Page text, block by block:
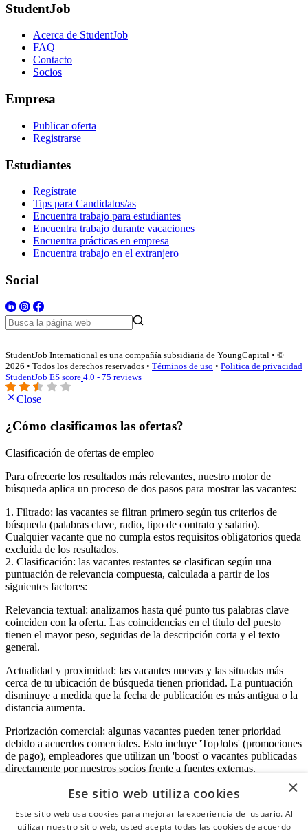
StudentJob
Acerca de StudentJob
FAQ
Contacto
Socios
Empresa
Publicar oferta
Registrarse
Estudiantes
Regístrate
Tips para Candidatos/as
Encuentra trabajo para estudiantes
Encuentra trabajo durante vacaciones
Encuentra prácticas en empresa
Encuentra trabajo en el extranjero
Social
StudentJob International es una compañía subsidiaria de YoungCapital • ©
2026 • Todos los derechos reservados • Términos de uso • Politica de privacidad
StudentJob ES score 4.0 - 75 reviews
Close
¿Cómo clasificamos las ofertas?
Clasificación de ofertas de empleo
Para ofrecerte los resultados más relevantes, nuestro motor de
búsqueda aplica un proceso de dos pasos para mostrar las vacantes:
1. Filtrado: las vacantes se filtran primero según tus criterios de
búsqueda (palabras clave, radio, tipo de contrato y salario).
Cualquier vacante que no cumpla estos requisitos obligatorios queda
excluida de los resultados.
2. Clasificación: las vacantes restantes se clasifican según una
puntuación de relevancia compuesta, calculada a partir de los
siguientes factores:
Relevancia textual: analizamos hasta qué punto tus palabras clave
coinciden con la oferta. Las coincidencias en el título del puesto
tienen el mayor peso, seguidas de la descripción corta y el texto
general.
Actualidad y proximidad: las vacantes nuevas y las situadas más
cerca de tu ubicación de búsqueda tienen prioridad. La puntuación
disminuye a medida que la fecha de publicación es más antigua o la
distancia aumenta.
Priorización comercial: algunas vacantes pueden tener prioridad
debido a acuerdos comerciales. Esto incluye 'TopJobs' (promociones
de pago), empleadores que utilizan un 'boost' o vacantes publicadas
directamente por nuestros socios frente a fuentes externas.
Acceso empresas
×
Ese sitio web utiliza cookies
Este sitio web usa cookies para mejorar la experiencia del usuario. Al
utilizar nuestro sitio web, usted acepta todas las cookies de acuerdo